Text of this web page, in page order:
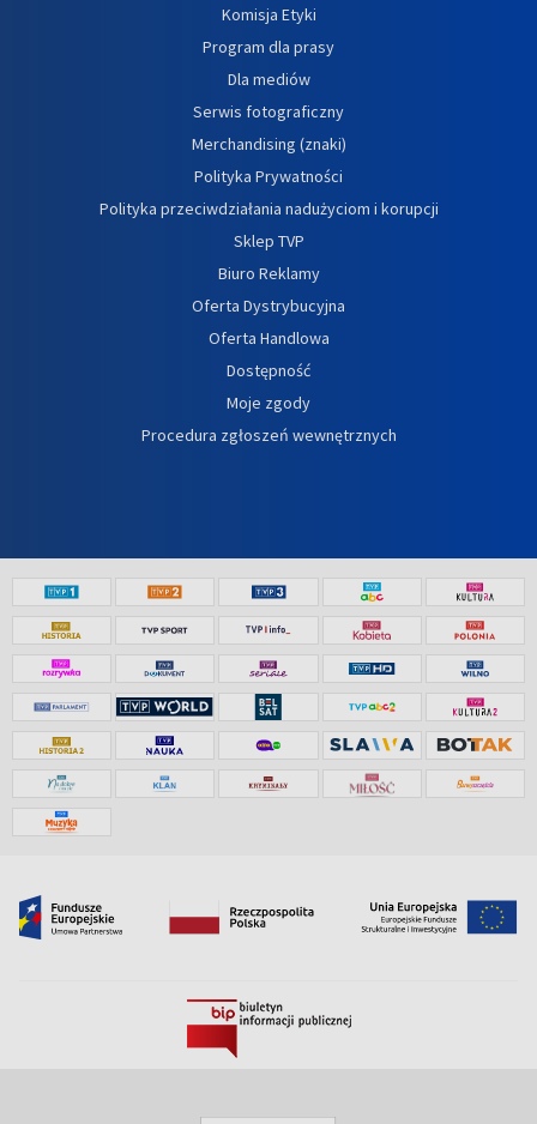
Komisja Etyki
Program dla prasy
Dla mediów
Serwis fotograficzny
Merchandising (znaki)
Polityka Prywatności
Polityka przeciwdziałania nadużyciom i korupcji
Sklep TVP
Biuro Reklamy
Oferta Dystrybucyjna
Oferta Handlowa
Dostępność
Moje zgody
Procedura zgłoszeń wewnętrznych